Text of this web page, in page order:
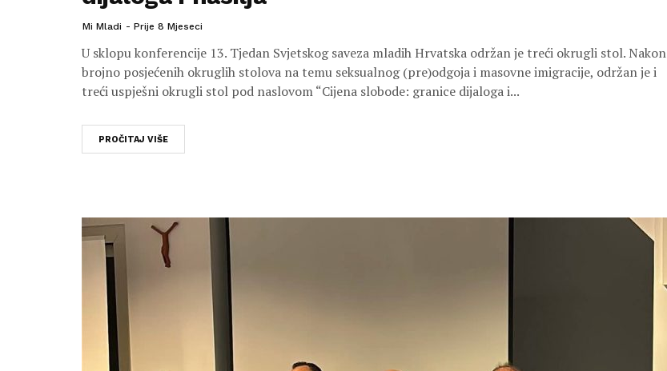
Mi Mladi Prije 8 Mjeseci
U sklopu konferencije 13. Tjedan Svjetskog saveza mladih Hrvatska održan je treći okrugli stol. Nakon
brojno posjećenih okruglih stolova na temu seksualnog (pre)odgoja i masovne imigracije, održan je i
treći uspješni okrugli stol pod naslovom “Cijena slobode: granice dijaloga i...
PROČITAJ VIŠE